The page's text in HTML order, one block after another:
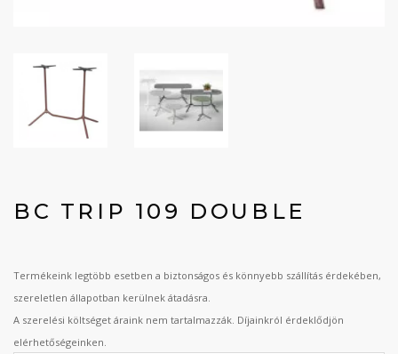
BC TRIP 109 DOUBLE
Termékeink legtöbb esetben a biztonságos és könnyebb szállítás érdekében,
szereletlen állapotban kerülnek átadásra.
A szerelési költséget áraink nem tartalmazzák. Díjainkról érdeklődjön
elérhetőségeinken.